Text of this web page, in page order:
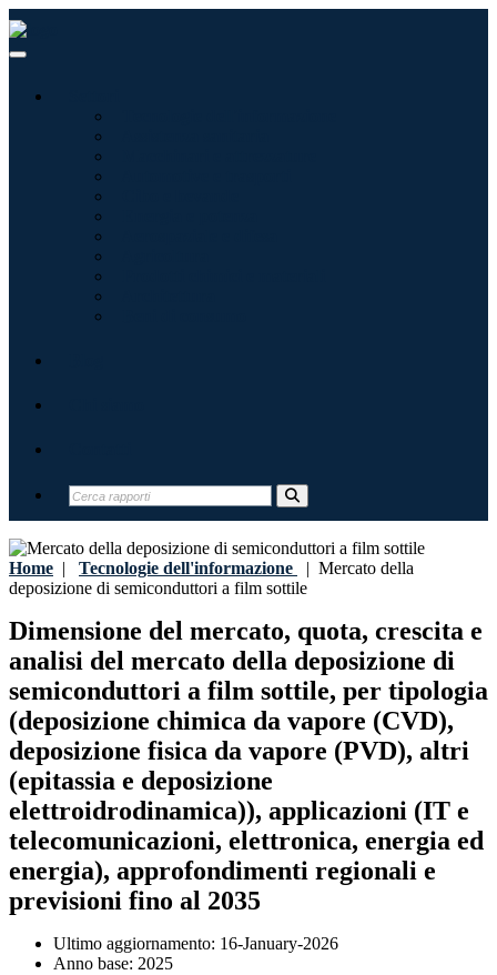
Home | Tecnologie dell'informazione | Mercato della
deposizione di semiconduttori a film sottile
Dimensione del mercato, quota, crescita e
analisi del mercato della deposizione di
semiconduttori a film sottile, per tipologia
(deposizione chimica da vapore (CVD),
deposizione fisica da vapore (PVD), altri
(epitassia e deposizione
elettroidrodinamica)), applicazioni (IT e
telecomunicazioni, elettronica, energia ed
energia), approfondimenti regionali e
previsioni fino al 2035
Ultimo aggiornamento: 16-January-2026
Anno base: 2025